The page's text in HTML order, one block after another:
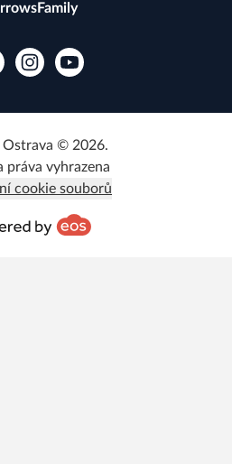
InstagramYouTube
© 2026.
práva vyhrazena
cookie souborů